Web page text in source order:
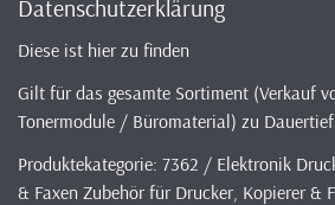
Datenschutzerklärung
Diese ist hier zu finden
Gilt für das gesamte Sortiment (Verkauf
Tonermodule / Büromaterial) zu
Produktekategorie: 7362 / Elektronik
& Faxen Zubehör für Drucker, Kopierer &